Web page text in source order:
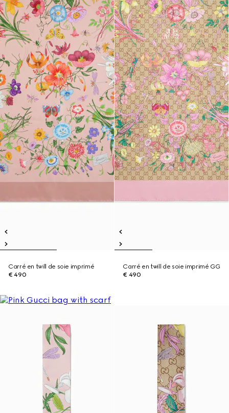
Carré en twill de soie imprimé
€ 490
Carré en twill de soie imprimé GG
€ 490